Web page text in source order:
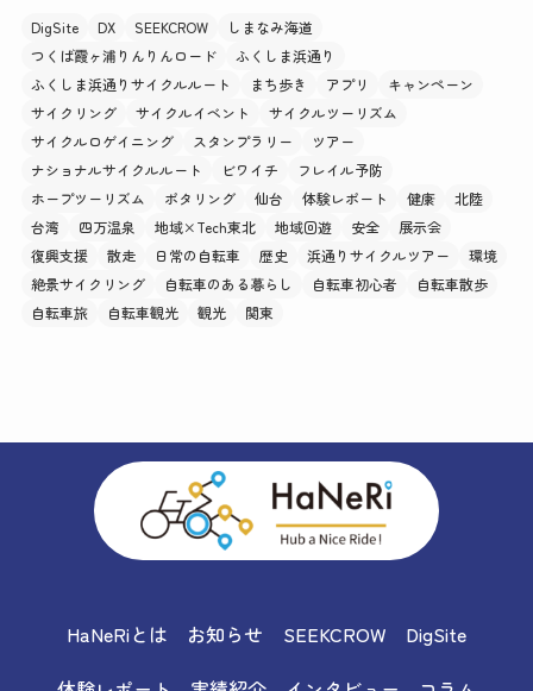
DigSite DX SEEKCROW
しまなみ海道
つくば霞ヶ浦りんりんロード
ふくしま浜通り
ふくしま浜通りサイクルルート
まち歩き アプリ
キャンペーン
サイクリング
サイクルイベント
サイクルツーリズム
サイクルロゲイニング
スタンプラリー
ツアー
ナショナルサイクルルート
ビワイチ
フレイル予防
ホープツーリズム
ポタリング 仙台 体験レポート 健康
北陸
台湾
四万温泉 地域×Tech東北 地域回遊 安全
展示会
復興支援
散走 日常の自転車 歴史 浜通りサイクルツアー
環境
絶景サイクリング
自転車のある暮らし 自転車初心者
自転車散歩
自転車旅
自転車観光 観光 関東
HaNeRiとは お知らせ SEEKCROW
DigSite